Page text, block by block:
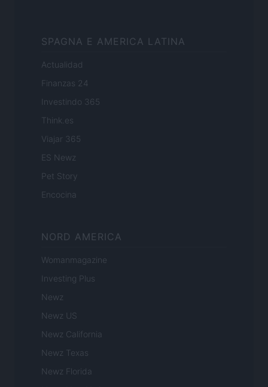
SPAGNA E AMERICA LATINA
Actualidad
Finanzas 24
Investindo 365
Think.es
Viajar 365
ES Newz
Pet Story
Encocina
NORD AMERICA
Womanmagazine
Investing Plus
Newz
Newz US
Newz California
Newz Texas
Newz Florida